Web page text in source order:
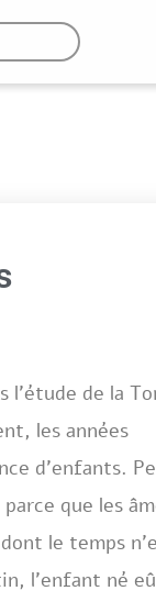
de la
les années
d’enfants.
que les
le temps
l’enfant né